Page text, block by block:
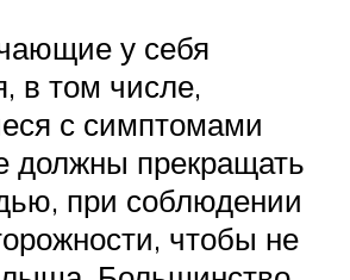
у себя
в том числе,
с симптомами
должны прекращать
при соблюдении
чтобы не